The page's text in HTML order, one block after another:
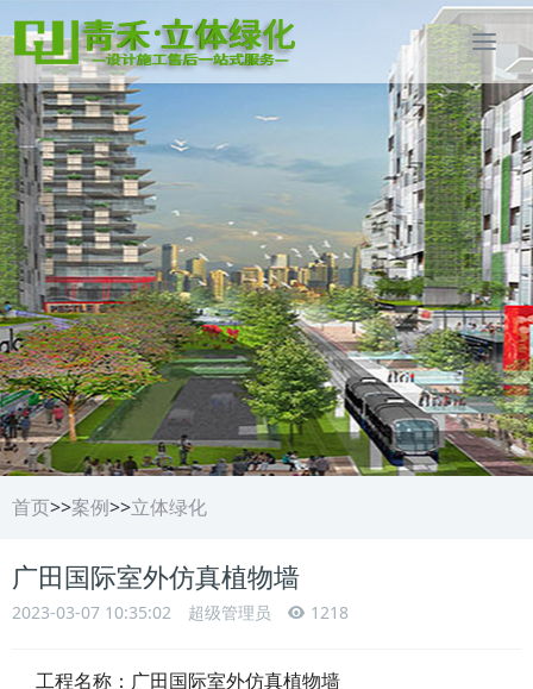
首页>>案例>>立体绿化
广田国际室外仿真植物墙
2023-03-07 10:35:02 超级管理员 1218
工程名称： 广田国际室外仿真植物墙